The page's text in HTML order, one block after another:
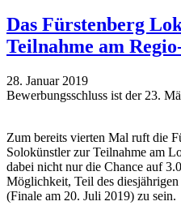
Das Fürstenberg
Teilnahme am
28. Januar 2019
Bewerbungsschluss ist der 23.
Zum bereits vierten Mal ruft die
Solokünstler zur Teilnahme am
dabei nicht nur die Chance auf
Möglichkeit, Teil des
(Finale am 20. Juli 2019) zu sein.